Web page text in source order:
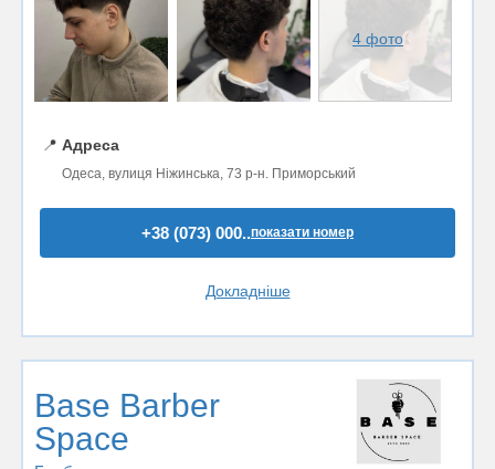
4 фото
📍 Адреса
Одеса, вулиця Ніжинська, 73 р-н. Приморський
+38 (073) 000..показати номер
Докладніше
Base Barber
Space